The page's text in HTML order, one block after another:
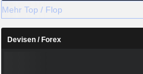
Mehr Top / Flop
Devisen / Forex